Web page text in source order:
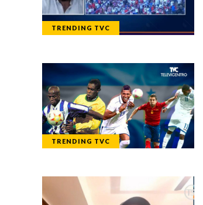
TRENDING TVC
TRENDING TVC